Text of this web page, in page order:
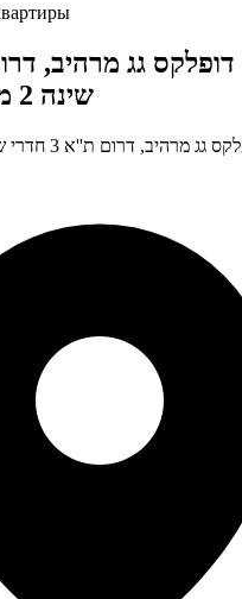
שינה 2 מרפסות וגג, ממ
דרום ת''א 3 חדרי שינה 2 מרפסות וגג, ממ